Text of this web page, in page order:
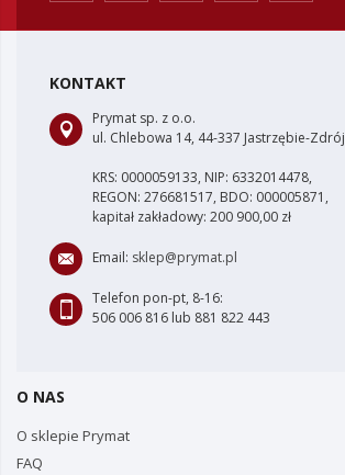
KONTAKT
Prymat sp. z o.o.
ul. Chlebowa 14, 44-337 Jastrzębie-Zdrój
KRS: 0000059133, NIP: 6332014478,
REGON: 276681517, BDO: 000005871,
kapitał zakładowy: 200 900,00 zł
Email: sklep@prymat.pl
Telefon pon-pt, 8-16:
506 006 816 lub 881 822 443
O NAS
O sklepie Prymat
FAQ